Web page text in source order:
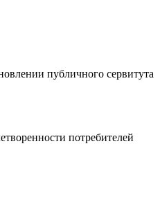
публичного сервитута
потребителей